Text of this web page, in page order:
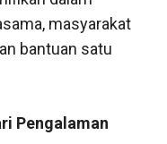
masyarakat
bantuan satu
Pengalaman